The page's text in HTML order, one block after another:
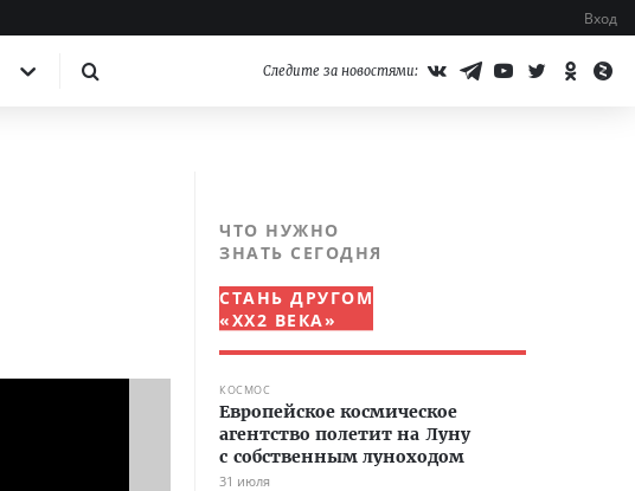
Вход
Следите за новостями:
ЧТО НУЖНО
ЗНАТЬ СЕГОДНЯ
СТАНЬ ДРУГОМ
«XX2 ВЕКА»
КОСМОС
Европейское космическое
агентство полетит на Луну
с собственным луноходом
31 июля